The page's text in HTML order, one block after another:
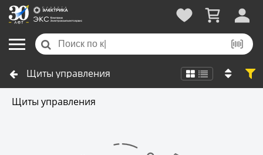
Щиты управления
Щиты управления